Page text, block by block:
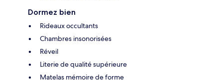
Dormez bien
Rideaux occultants
Chambres insonorisées
Réveil
Literie de qualité supérieure
Matelas mémoire de forme